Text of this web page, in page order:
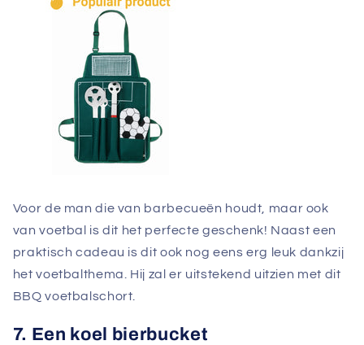
Voor de man die van barbecueën houdt, maar ook
van voetbal is dit het perfecte geschenk! Naast een
praktisch cadeau is dit ook nog eens erg leuk dankzij
het voetbalthema. Hij zal er uitstekend uitzien met dit
BBQ voetbalschort.
7. Een koel bierbucket